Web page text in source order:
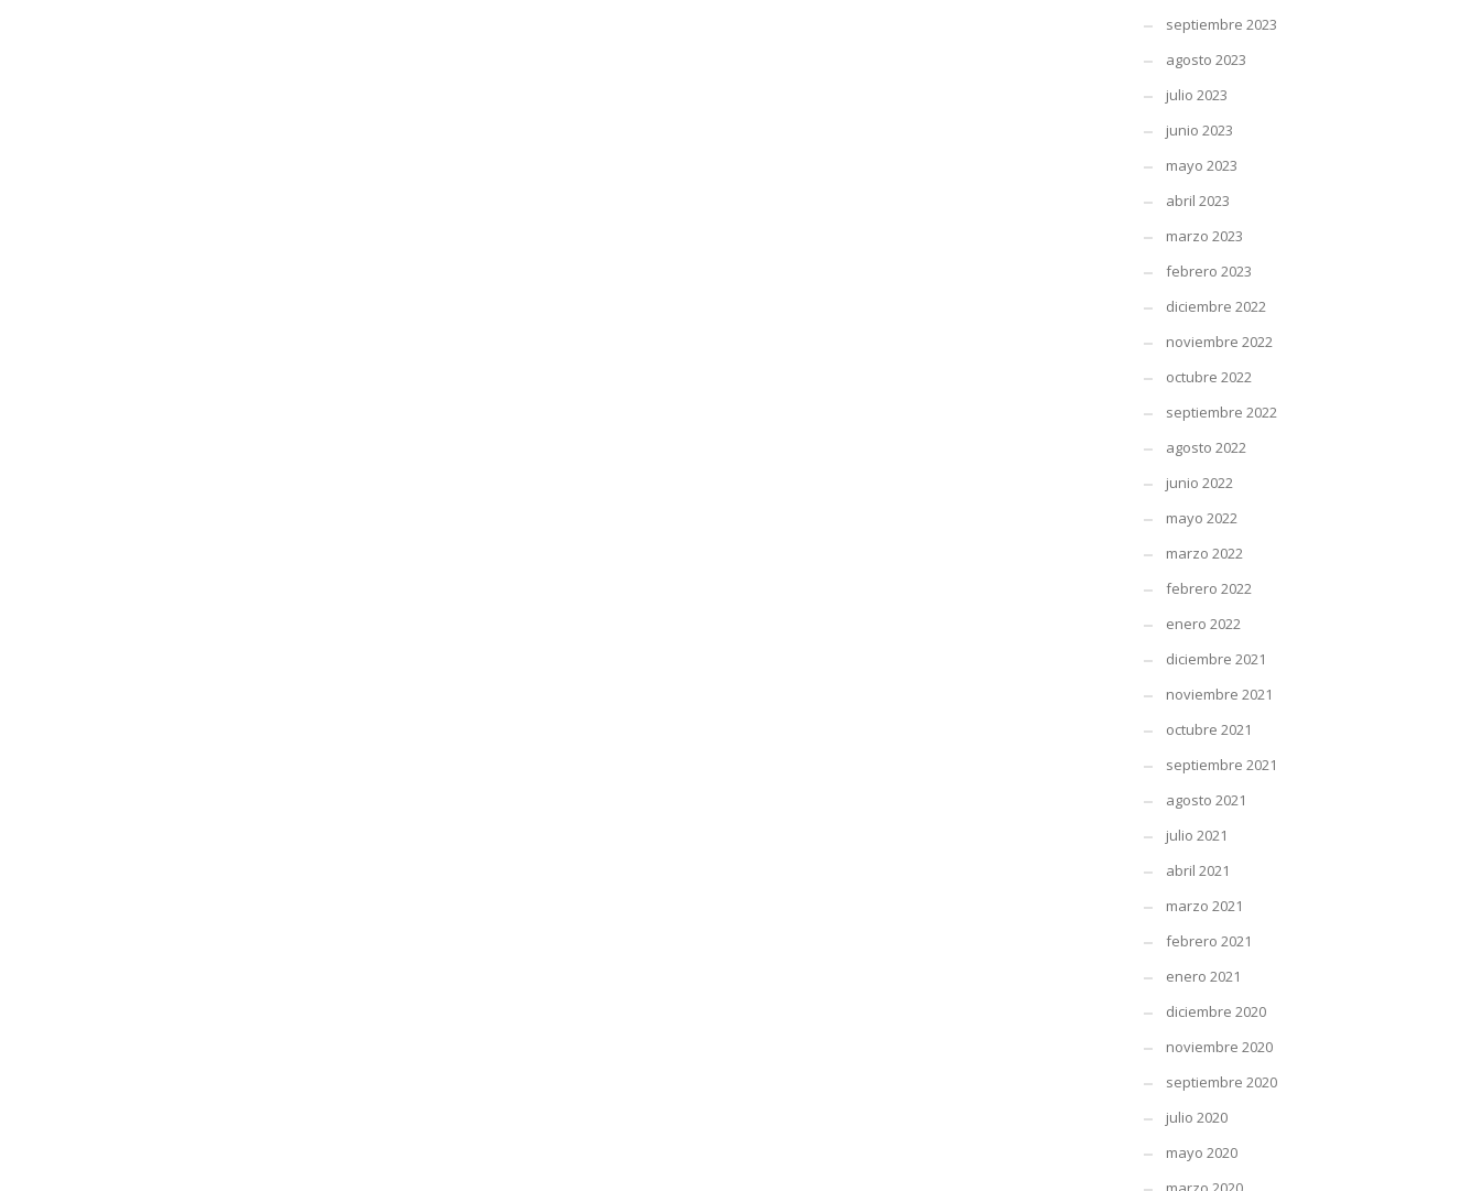
septiembre 2023
agosto 2023
julio 2023
junio 2023
mayo 2023
abril 2023
marzo 2023
febrero 2023
diciembre 2022
noviembre 2022
octubre 2022
septiembre 2022
agosto 2022
junio 2022
mayo 2022
marzo 2022
febrero 2022
enero 2022
diciembre 2021
noviembre 2021
octubre 2021
septiembre 2021
agosto 2021
julio 2021
abril 2021
marzo 2021
febrero 2021
enero 2021
diciembre 2020
noviembre 2020
septiembre 2020
julio 2020
mayo 2020